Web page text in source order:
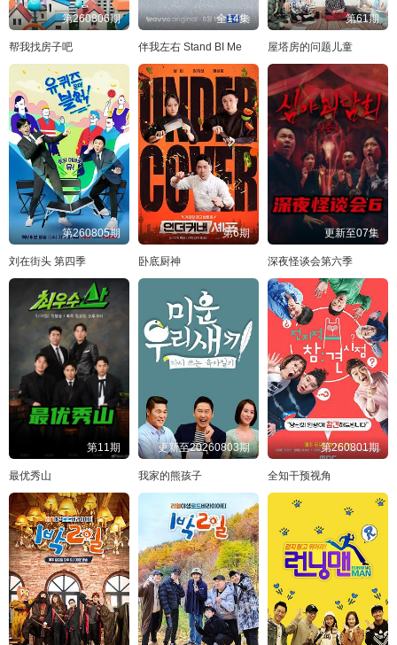
第260806期
帮我找房子吧
全14集
伴我左右 Stand BI Me
第61期
屋塔房的问题儿童
第260805期
刘在街头 第四季
第6期
卧底厨神
更新至07集
深夜怪谈会第六季
第11期
最优秀山
更新至20260803期
我家的熊孩子
第260801期
全知干预视角